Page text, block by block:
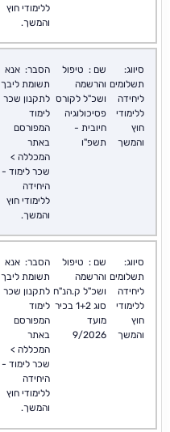
ללימודי חוץ
והמשך.
סיווג:
תשלומים
ליחידה
ללימודי
חוץ
והמשך
שם : טיפול
והרשמה
ושכ"ל לקורס
פסיכולוגיה
חיובית -
תשפ"ו
הסבר: אנא
תשומת ליבך
לתקנון שכר
לימוד
המפורסם
באתר
המכללה >
שכר לימוד -
היחידה
ללימודי חוץ
והמשך.
סיווג:
תשלומים
ליחידה
ללימודי
חוץ
והמשך
שם : טיפול
והרשמה
ושכ"ל ק.הנ"ח
סוג 1+2 בכיר
מועד
9/2026
הסבר: אנא
תשומת ליבך
לתקנון שכר
לימוד
המפורסם
באתר
המכללה >
שכר לימוד -
היחידה
ללימודי חוץ
והמשך.